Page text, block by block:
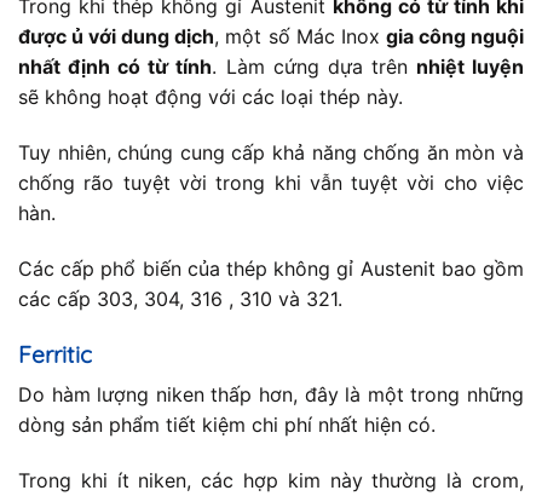
Trong khi thép không gỉ Austenit không có từ tính khi
được ủ với dung dịch, một số Mác Inox gia công nguội
nhất định có từ tính. Làm cứng dựa trên nhiệt luyện
sẽ không hoạt động với các loại thép này.
Tuy nhiên, chúng cung cấp khả năng chống ăn mòn và
chống rão tuyệt vời trong khi vẫn tuyệt vời cho việc
hàn.
Các cấp phổ biến của thép không gỉ Austenit bao gồm
các cấp 303, 304, 316 , 310 và 321.
Ferritic
Do hàm lượng niken thấp hơn, đây là một trong những
dòng sản phẩm tiết kiệm chi phí nhất hiện có.
Trong khi ít niken, các hợp kim này thường là crom,